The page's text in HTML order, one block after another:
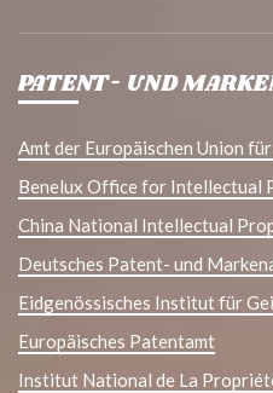
PATENT- UND
Amt der Europäischen Union
Benelux Office for Intellectual
China National Intellectual
Deutsches Patent- und
Eidgenössisches Institut für
Europäisches Patentamt
Institut National de La